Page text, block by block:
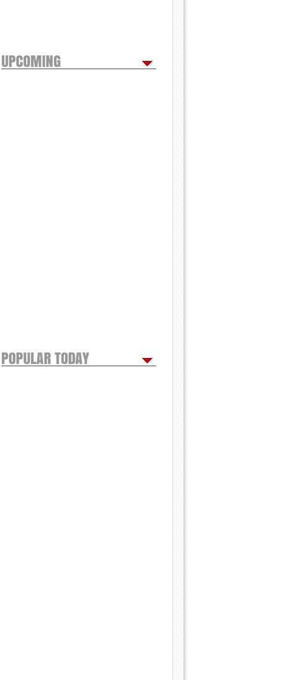
UPCOMING
POPULAR TODAY